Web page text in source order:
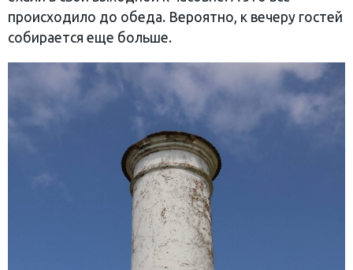
происходило до обеда. Вероятно, к вечеру гостей
собирается еще больше.